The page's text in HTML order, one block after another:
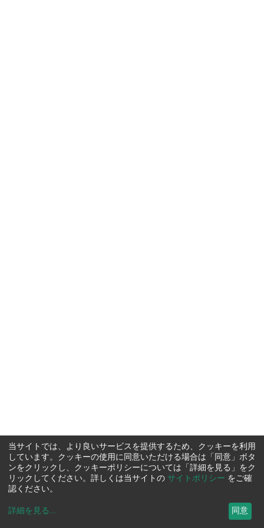
当サイトでは、より良いサービスを提供するため、クッキーを利用
しています。クッキーの使用に同意いただける場合は「同意」ボタ
ンをクリックし、クッキーポリシーについては「詳細を見る」をク
リックしてください。詳しくは当サイトの サイトポリシー をご確
認ください。
詳細を見る ... 同意